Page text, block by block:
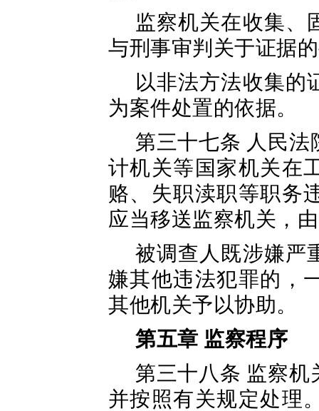
监察机关在收集、
与刑事审判关于证据
以非法方法收集的
为案件处置的依据。
第三十七条 人民
计机关等国家机关在
赂、失职渎职等职务
应当移送监察机关，
被调查人既涉嫌严
嫌其他违法犯罪的，
其他机关予以协助。
第五章 监察程序
第三十八条 监察
并按照有关规定处理